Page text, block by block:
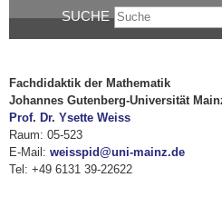
SUCHE
Fachdidaktik der Mathematik
Johannes Gutenberg-Universität
Prof. Dr. Ysette Weiss
Raum: 05-523
E-Mail: weisspid@uni-mainz.de
Tel: +49 6131 39-22622